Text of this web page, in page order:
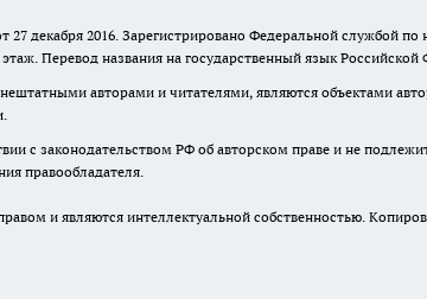
декабря 2016. Зарегистрировано Федеральной службой
Перевод названия на государственный язык
авторами и читателями, являются объектами
с законодательством РФ об авторском праве и не
правообладателя.
и являются интеллектуальной собственностью.